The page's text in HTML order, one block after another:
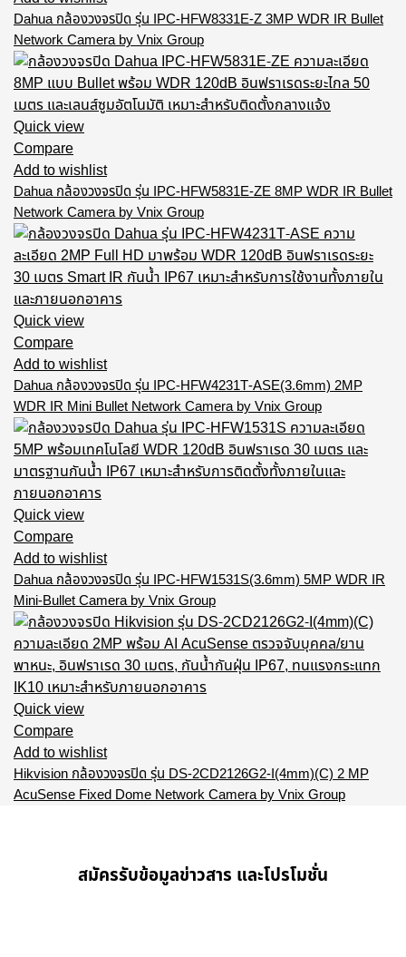
Dahua กล้องวงจรปิด รุ่น IPC-HFW8331E-Z 3MP WDR IR Bullet
Network Camera by Vnix Group
Quick view
Compare
Add to wishlist
Dahua กล้องวงจรปิด รุ่น IPC-HFW5831E-ZE 8MP WDR IR Bullet
Network Camera by Vnix Group
Quick view
Compare
Add to wishlist
Dahua กล้องวงจรปิด รุ่น IPC-HFW4231T-ASE(3.6mm) 2MP
WDR IR Mini Bullet Network Camera by Vnix Group
Quick view
Compare
Add to wishlist
Dahua กล้องวงจรปิด รุ่น IPC-HFW1531S(3.6mm) 5MP WDR IR
Mini-Bullet Camera by Vnix Group
Quick view
Compare
Add to wishlist
Hikvision กล้องวงจรปิด รุ่น DS-2CD2126G2-I(4mm)(C) 2 MP
AcuSense Fixed Dome Network Camera by Vnix Group
สมัครรับข้อมูลข่าวสาร และโปรโมชั่น